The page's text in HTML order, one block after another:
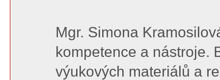
Mgr. Simona
kompetence a nástroje.
výukových materiálů a